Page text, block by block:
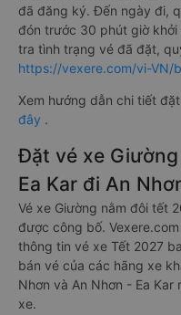
đã đăng ký. Đến ngày đi,
đón trước 30 phút giờ khởi
tra tình trạng vé đã đặt,
https://vexere.com/vi-VN/
Xem hướng dẫn chi tiết
đây .
Đặt vé xe
Ea Kar đi An
Vé xe Giường nằm đôi tết
được công bố.
thông tin vé xe Tết 2027
bán vé của các hãng xe
Nhơn và An Nhơn - Ea
xe.